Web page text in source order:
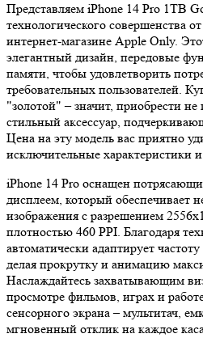
Представляем iPhone 14 Pro 1TB
технологического совершенства
интернет-магазине Apple Only.
элегантный дизайн, передовые
памяти, чтобы удовлетворить
требовательных пользователей.
"золотой" – значит, приобрести не
стильный аксессуар,
Цена на эту модель вас приятно
исключительные характеристики
iPhone 14 Pro оснащен
дисплеем, который обеспечивает
изображения с разрешением
плотностью 460 PPI. Благодаря
автоматически адаптирует
делая прокрутку и анимацию
Наслаждайтесь захватывающим
просмотре фильмов, играх и
сенсорного экрана – мультитач,
мгновенный отклик на каждое